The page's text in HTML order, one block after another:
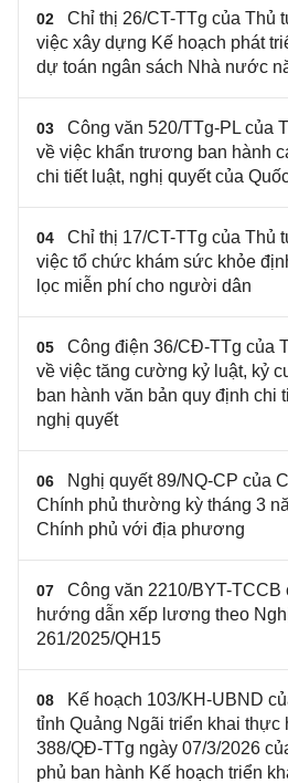
02
Chỉ thị 26/CT-TTg của Thủ
việc xây dựng Kế hoạch phát
dự toán ngân sách Nhà nước
03
Công văn 520/TTg-PL của
về việc khẩn trương ban hành
chi tiết luật, nghị quyết của
04
Chỉ thị 17/CT-TTg của Thủ
việc tổ chức khám sức khỏe
lọc miễn phí cho người dân
05
Công điện 36/CĐ-TTg của
về việc tăng cường kỷ luật, kỷ
ban hành văn bản quy định chi
nghị quyết
06
Nghị quyết 89/NQ-CP của
Chính phủ thường kỳ tháng 3
Chính phủ với địa phương
07
Công văn 2210/BYT-TCCB
hướng dẫn xếp lương theo
261/2025/QH15
08
Kế hoạch 103/KH-UBND
tỉnh Quảng Ngãi triển khai thực
388/QĐ-TTg ngày 07/3/2026
phủ ban hành Kế hoạch triển